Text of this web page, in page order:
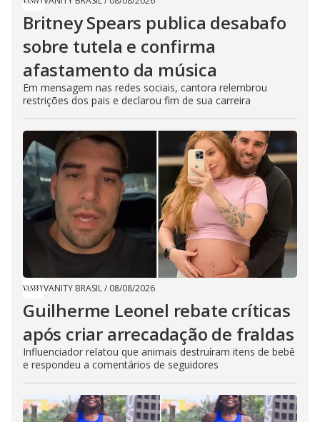
Britney Spears publica desabafo
sobre tutela e confirma
afastamento da música
Em mensagem nas redes sociais, cantora relembrou
restrições dos pais e declarou fim de sua carreira
VANITY BRASIL/ 08/08/2026
Guilherme Leonel rebate críticas
após criar arrecadação de fraldas
Influenciador relatou que animais destruíram itens de bebê
e respondeu a comentários de seguidores